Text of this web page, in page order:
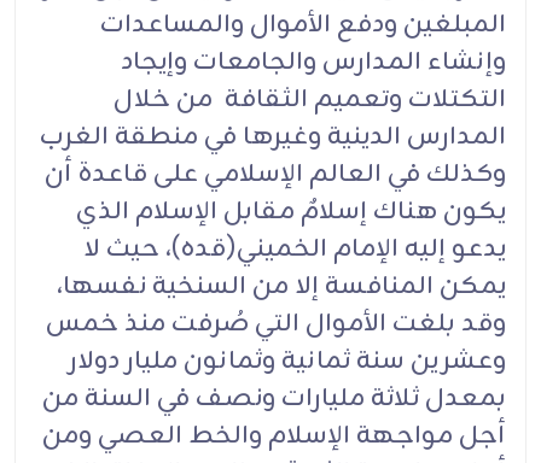
المبلغين ودفع الأموال والمساعدات
وإنشاء المدارس والجامعات وإيجاد
التكتلات وتعميم الثقافة من خلال
المدارس الدينية وغيرها في منطقة الغرب
وكذلك في العالم الإسلامي على قاعدة أن
يكون هناك إسلامٌ مقابل الإسلام الذي
يدعو إليه الإمام الخميني(قده)، حيث لا
يمكن المنافسة إلا من السنخية نفسها،
وقد بلغت الأموال التي صُرفت منذ خمس
وعشرين سنة ثمانية وثمانون مليار دولار
بمعدل ثلاثة مليارات ونصف في السنة من
أجل مواجهة الإسلام والخط العصي ومن